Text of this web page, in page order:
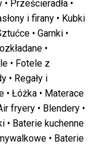
• Prześcieradła •
i firany • Kubki
• Garnki •
•
• Fotele z
• Regały i
• Łóżka • Materace
fryery • Blendery •
• Baterie kuchenne
• Baterie